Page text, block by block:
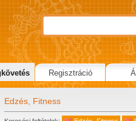
Edzés, Fitness
Regisztráció